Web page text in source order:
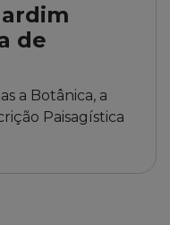
de
a Botânica, a
Paisagística